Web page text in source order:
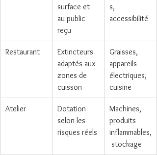
surface et
au public
reçu
s,
accessibilité
Restaurant
Extincteurs
adaptés aux
zones de
cuisson
Graisses,
appareils
électriques,
cuisine
Atelier
Dotation
selon les
risques réels
Machines,
produits
inflammables,
stockage